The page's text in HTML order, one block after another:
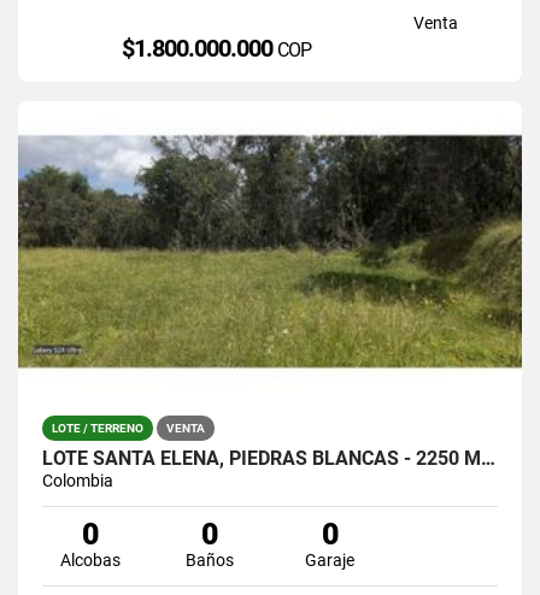
Venta
$1.800.000.000 COP
LOTE / TERRENO VENTA
LOTE SANTA ELENA, PIEDRAS BLANCAS - 2250 MTS / $380.000.0000
Colombia
0
Alcobas
0
Baños
0
Garaje